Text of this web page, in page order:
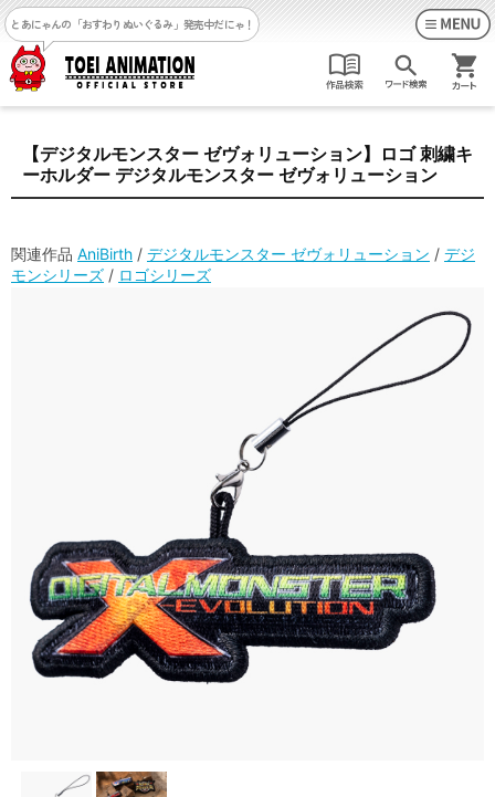
とあにゃんの「おすわりぬいぐるみ」発売中だにゃ！
【デジタルモンスター ゼヴォリューション】ロゴ 刺繍キ
ーホルダー デジタルモンスター ゼヴォリューション
関連作品 AniBirth / デジタルモンスター ゼヴォリューション / デジ
モンシリーズ / ロゴシリーズ